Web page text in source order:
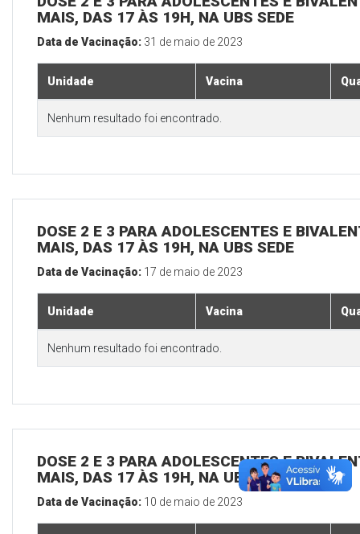
MAIS, DAS 17 ÀS 19H, NA UBS SEDE
Data de Vacinação: 31 de maio de 2023
Unidade Vacina
Nenhum resultado foi encontrado.
DOSE 2 E 3 PARA ADOLESCENTES E
MAIS, DAS 17 ÀS 19H, NA UBS SEDE
Data de Vacinação: 17 de maio de 2023
Unidade Vacina
Nenhum resultado foi encontrado.
DOSE 2 E 3 PARA ADOLESCENTES E
MAIS, DAS 17 ÀS 19H, NA UBS SEDE
Data de Vacinação: 10 de maio de 2023